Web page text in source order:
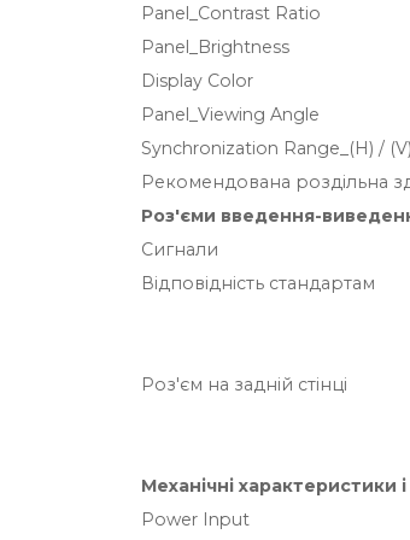
Panel_Contrast Ratio
Panel_Brightness
Display Color
Panel_Viewing Angle
Synchronization Range_(H) / (V)
Рекомендована роздільна
Роз'єми введення-
Сигнали
Відповідність стандартам
Роз'єм на задній стінці
Механічні характеристики
Power Input